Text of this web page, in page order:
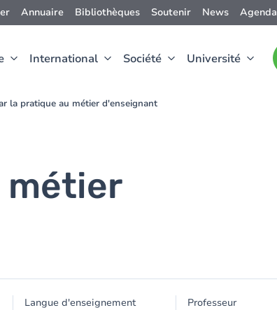
Annuaire Bibliothèques Soutenir News Agenda
International Société Université
la pratique au métier d'enseignant
métier
Langue d'enseignement Professeur